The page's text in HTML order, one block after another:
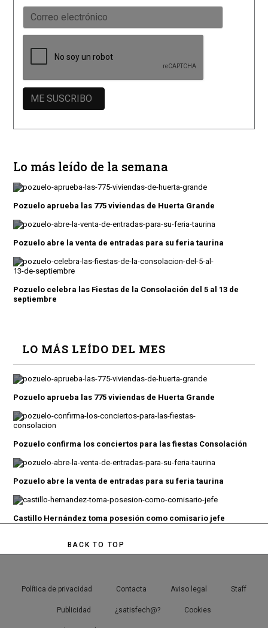
Lo más leído de la semana
Pozuelo aprueba las 775 viviendas de Huerta Grande
Pozuelo abre la venta de entradas para su feria taurina
Pozuelo celebra las Fiestas de la Consolación del 5 al 13 de
septiembre
LO MÁS LEÍDO DEL MES
Pozuelo aprueba las 775 viviendas de Huerta Grande
Pozuelo confirma los conciertos para las fiestas Consolación
Pozuelo abre la venta de entradas para su feria taurina
Castillo Hernández toma posesión como comisario jefe
BACK TO TOP
Política de privacidad Contacta Aviso legal Staff
Publicidad ¿satisfech@? Cookies